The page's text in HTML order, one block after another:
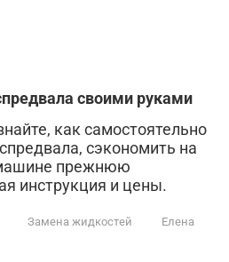
своими руками
как самостоятельно
сэкономить на
прежнюю
инструкция и цены.
Замена жидкостей
Елена